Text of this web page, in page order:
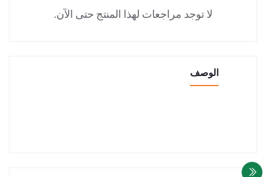
لا توجد مراجعات لهذا المنتج حتى الآن.
الوصف